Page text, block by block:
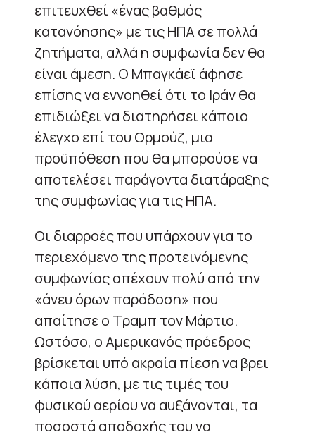
επιτευχθεί «ένας βαθμός
κατανόησης» με τις ΗΠΑ σε πολλά
ζητήματα, αλλά η συμφωνία δεν θα
είναι άμεση. Ο Μπαγκάεϊ άφησε
επίσης να εννοηθεί ότι το Ιράν θα
επιδιώξει να διατηρήσει κάποιο
έλεγχο επί του Ορμούζ, μια
προϋπόθεση που θα μπορούσε να
αποτελέσει παράγοντα διατάραξης
της συμφωνίας για τις ΗΠΑ.
Οι διαρροές που υπάρχουν για το
περιεχόμενο της προτεινόμενης
συμφωνίας απέχουν πολύ από την
«άνευ όρων παράδοση» που
απαίτησε ο Τραμπ τον Μάρτιο.
Ωστόσο, ο Αμερικανός πρόεδρος
βρίσκεται υπό ακραία πίεση να βρει
κάποια λύση, με τις τιμές του
φυσικού αερίου να αυξάνονται, τα
ποσοστά αποδοχής του να